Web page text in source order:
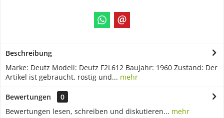
Beschreibung
Marke: Deutz Modell: Deutz F2L612 Baujahr: 1960 Zustand: Der
Artikel ist gebraucht, rostig und... mehr
Bewertungen
0
Bewertungen lesen, schreiben und diskutieren... mehr